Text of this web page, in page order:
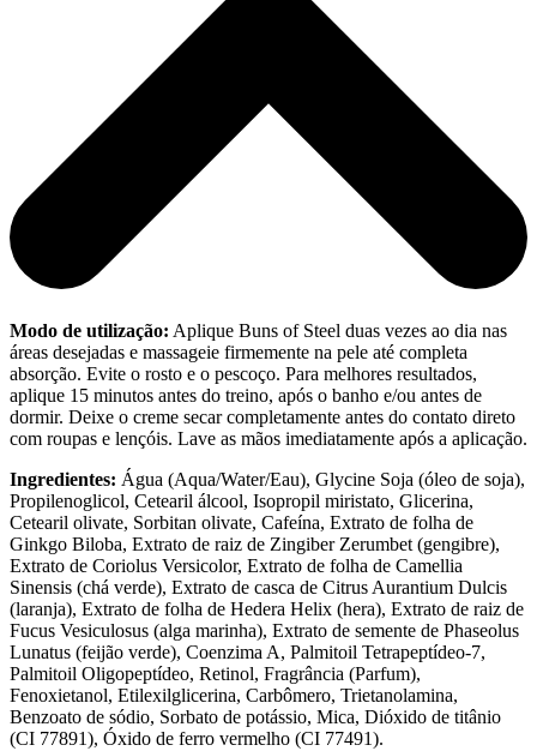
Modo de utilização: Aplique Buns of Steel duas vezes ao dia nas
áreas desejadas e massageie firmemente na pele até completa
absorção. Evite o rosto e o pescoço. Para melhores resultados,
aplique 15 minutos antes do treino, após o banho e/ou antes de
dormir. Deixe o creme secar completamente antes do contato direto
com roupas e lençóis. Lave as mãos imediatamente após a aplicação.
Ingredientes: Água (Aqua/Water/Eau), Glycine Soja (óleo de soja),
Propilenoglicol, Cetearil álcool, Isopropil miristato, Glicerina,
Cetearil olivate, Sorbitan olivate, Cafeína, Extrato de folha de
Ginkgo Biloba, Extrato de raiz de Zingiber Zerumbet (gengibre),
Extrato de Coriolus Versicolor, Extrato de folha de Camellia
Sinensis (chá verde), Extrato de casca de Citrus Aurantium Dulcis
(laranja), Extrato de folha de Hedera Helix (hera), Extrato de raiz de
Fucus Vesiculosus (alga marinha), Extrato de semente de Phaseolus
Lunatus (feijão verde), Coenzima A, Palmitoil Tetrapeptídeo-7,
Palmitoil Oligopeptídeo, Retinol, Fragrância (Parfum),
Fenoxietanol, Etilexilglicerina, Carbômero, Trietanolamina,
Benzoato de sódio, Sorbato de potássio, Mica, Dióxido de titânio
(CI 77891), Óxido de ferro vermelho (CI 77491).